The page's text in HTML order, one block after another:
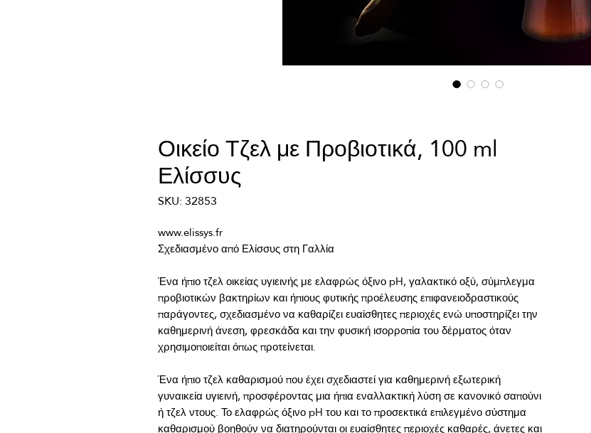
Οικείο Τζελ με Προβιοτικά, 100 ml
Ελίσσυς
SKU: 32853
Ένα ήπιο τζελ οικείας υγιεινής με ελαφρώς όξινο pH, γαλακτικό οξύ, σύμπλεγμα
προβιοτικών βακτηρίων και ήπιους φυτικής προέλευσης επιφανειοδραστικούς
παράγοντες, σχεδιασμένο να καθαρίζει ευαίσθητες περιοχές ενώ υποστηρίζει την
καθημερινή άνεση, φρεσκάδα και την φυσική ισορροπία του δέρματος όταν
Ένα ήπιο τζελ καθαρισμού που έχει σχεδιαστεί για καθημερινή εξωτερική
γυναικεία υγιεινή, προσφέροντας μια ήπια εναλλακτική λύση σε κανονικό σαπούνι
ή τζελ ντους. Το ελαφρώς όξινο pH του και το προσεκτικά επιλεγμένο σύστημα
καθαρισμού βοηθούν να διατηρούνται οι ευαίσθητες περιοχές καθαρές, άνετες και